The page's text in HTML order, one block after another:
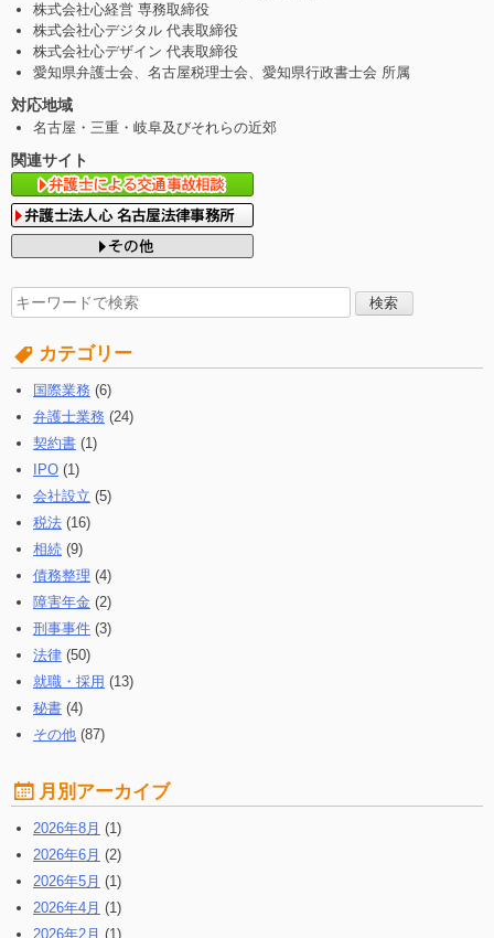
株式会社心経営 専務取締役
株式会社心デジタル 代表取締役
株式会社心デザイン 代表取締役
愛知県弁護士会、名古屋税理士会、愛知県行政書士会 所属
対応地域
名古屋・三重・岐阜及びそれらの近郊
関連サイト
検
索
す
る:
カテゴリー
国際業務 (6)
弁護士業務 (24)
契約書 (1)
IPO (1)
会社設立 (5)
税法 (16)
相続 (9)
債務整理 (4)
障害年金 (2)
刑事事件 (3)
法律 (50)
就職・採用 (13)
秘書 (4)
その他 (87)
月別アーカイブ
2026年8月 (1)
2026年6月 (2)
2026年5月 (1)
2026年4月 (1)
2026年2月 (1)